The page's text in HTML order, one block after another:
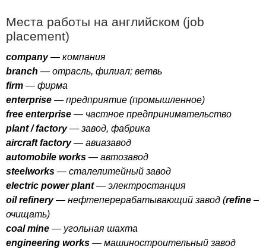
Места работы на английском (job
placement)
company— компания
branch — отрасль, филиал; ветвь
firm — фирма
enterprise — предприятие (промышленное)
free enterprise — частное предпринимательство
plant/factory— завод, фабрика
aircraft factory— авиазавод
automobile works — автозавод
steelworks — сталелитейный завод
electric power plant— электростанция
oil refinery— нефтеперерабатывающий завод (refine –
очищать)
coal mine — угольная шахта
engineering works — машиностроительный завод